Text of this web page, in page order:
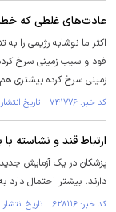
عادت‌های غلطی که
اکثر ما نوشابه رژیمی را
فود و سیب زمینی سرخ
زمینی سرخ کرده بیشتری
کد خبر: ۷۴۱۷۷۶ تاریخ انتشار : ۱۴۰۰/۰۹/۱۷
ارتباط قند و نشاسته
پزشکان در یک آزمایش
دارند، بیشتر احتمال دارد
کد خبر: ۶۲۸۱۱۶ تاریخ انتشار : ۱۳۹۸/۱۰/۰۲